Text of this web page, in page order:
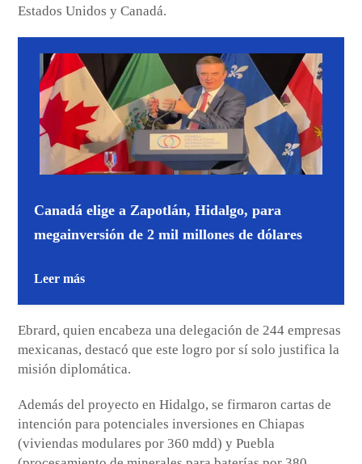
Estados Unidos y Canadá.
Canadá elige a Zapotlán, Hidalgo, para
megainversión de 2 mil millones de dólares
Leer más
Ebrard, quien encabeza una delegación de 244 empresas
mexicanas, destacó que este logro por sí solo justifica la
misión diplomática.
Además del proyecto en Hidalgo, se firmaron cartas de
intención para potenciales inversiones en Chiapas
(viviendas modulares por 360 mdd) y Puebla